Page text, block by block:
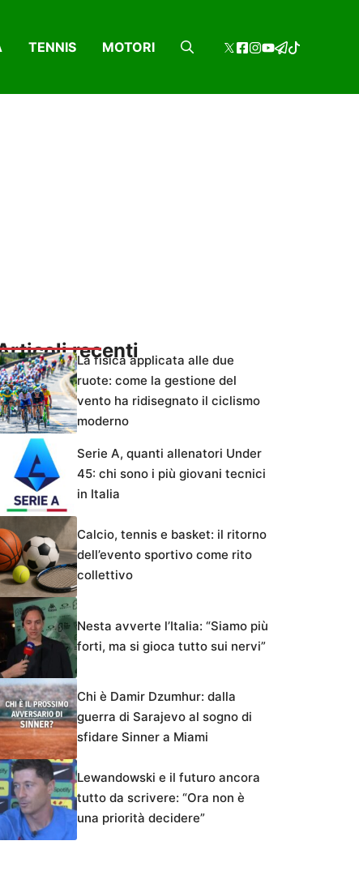
TENNIS MOTORI
recenti
La fisica applicata alle due
ruote: come la gestione del
vento ha ridisegnato il ciclismo
moderno
Serie A, quanti allenatori Under
45: chi sono i più giovani tecnici
in Italia
Calcio, tennis e basket: il ritorno
dell’evento sportivo come rito
collettivo
Nesta avverte l’Italia: “Siamo più
forti, ma si gioca tutto sui nervi”
Chi è Damir Dzumhur: dalla
guerra di Sarajevo al sogno di
sfidare Sinner a Miami
Lewandowski e il futuro ancora
tutto da scrivere: “Ora non è
una priorità decidere”